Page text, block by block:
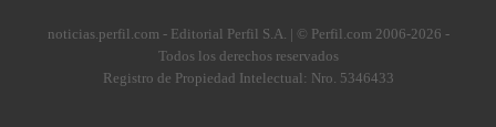
noticias.perfil.com - Editorial Perfil S.A. | © Perfil.com 2006-2026 -
Todos los derechos reservados
Registro de Propiedad Intelectual: Nro. 5346433